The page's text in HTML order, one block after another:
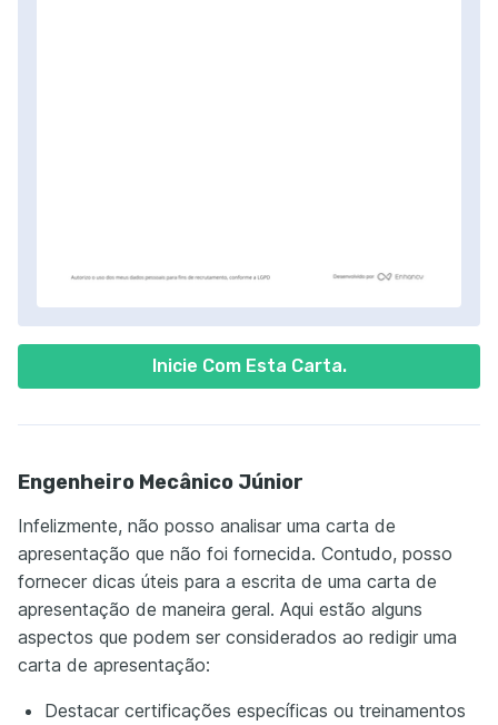
Inicie Com Esta Carta.
Engenheiro Mecânico Júnior
Infelizmente, não posso analisar uma carta de
apresentação que não foi fornecida. Contudo, posso
fornecer dicas úteis para a escrita de uma carta de
apresentação de maneira geral. Aqui estão alguns
aspectos que podem ser considerados ao redigir uma
carta de apresentação:
Destacar certificações específicas ou treinamentos